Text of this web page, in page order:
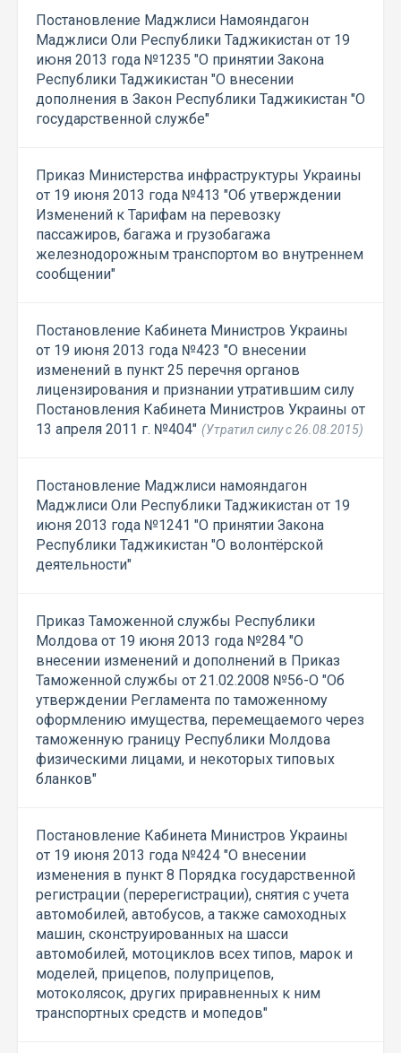
Постановление Маджлиси Намояндагон
Маджлиси Оли Республики Таджикистан от 19
июня 2013 года №1235 "О принятии Закона
Республики Таджикистан "О внесении
дополнения в Закон Республики Таджикистан "О
государственной службе"
Приказ Министерства инфраструктуры Украины
от 19 июня 2013 года №413 "Об утверждении
Изменений к Тарифам на перевозку
пассажиров, багажа и грузобагажа
железнодорожным транспортом во внутреннем
сообщении"
Постановление Кабинета Министров Украины
от 19 июня 2013 года №423 "О внесении
изменений в пункт 25 перечня органов
лицензирования и признании утратившим силу
Постановления Кабинета Министров Украины от
13 апреля 2011 г. №404" (Утратил силу с 26.08.2015)
Постановление Маджлиси намояндагон
Маджлиси Оли Республики Таджикистан от 19
июня 2013 года №1241 "О принятии Закона
Республики Таджикистан "О волонтёрской
деятельности"
Приказ Таможенной службы Республики
Молдова от 19 июня 2013 года №284 "О
внесении изменений и дополнений в Приказ
Таможенной службы от 21.02.2008 №56-O "Об
утверждении Регламента по таможенному
оформлению имущества, перемещаемого через
таможенную границу Республики Молдова
физическими лицами, и некоторых типовых
бланков"
Постановление Кабинета Министров Украины
от 19 июня 2013 года №424 "О внесении
изменения в пункт 8 Порядка государственной
регистрации (перерегистрации), снятия с учета
автомобилей, автобусов, а также самоходных
машин, сконструированных на шасси
автомобилей, мотоциклов всех типов, марок и
моделей, прицепов, полуприцепов,
мотоколясок, других приравненных к ним
транспортных средств и мопедов"